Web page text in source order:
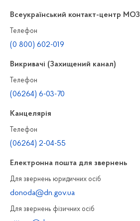
Всеукраїнський контакт-центр МОЗ
Телефон
(0 800) 602-019
Викривачі (Захищений канал)
Телефон
(06264) 6-03-70
Канцелярiя
Телефон
(06264) 2-04-55
Електронна пошта для звернень
Для звернень юридичних осiб
donoda@dn.gov.ua
Для звернень фізичних осiб